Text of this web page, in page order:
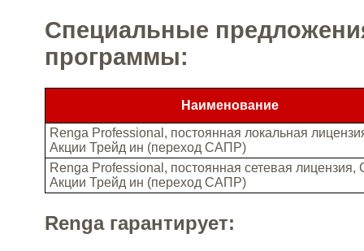
Специальные
программы:
Наименование
Renga Professional, постоянная локальная
Акции Трейд ин (переход САПР)
Renga Professional, постоянная сетевая лицензия,
Акции Трейд ин (переход САПР)
Renga гарантирует: